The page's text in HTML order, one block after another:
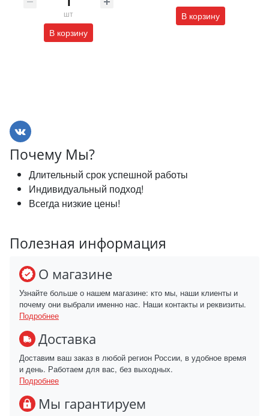
шт
В корзину
В корзину
Почему Мы?
Длительный срок успешной работы
Индивидуальный подход!
Всегда низкие цены!
Полезная информация
О магазине
Узнайте больше о нашем магазине: кто мы, наши клиенты и
почему они выбрали именно нас. Наши контакты и реквизиты.
Подробнее
Доставка
Доставим ваш заказ в любой регион России, в удобное время
и день. Работаем для вас, без выходных.
Подробнее
Мы гарантируем